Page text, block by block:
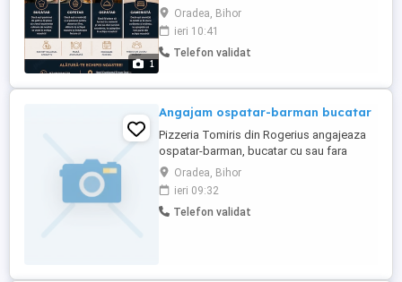
1
pentru următoarele posturi: Laborator
Cofetar Patiser, 1 post cameriste 4 bucătar
1 ospătar 3 Dacă îți dorești un loc de
muncă stabil, un mediu profesionist și
echipa noastră. Pentru ...
Oradea, Bihor
ieri 10:41
Telefon validat
Angajam ospatar-barman bucatar
Pizzeria Tomiris din Rogerius angajeaza
ospatar-barman, bucatar cu sau fara
experienta. Program de lucru saptamana
scurta cu saptamana lunga. Informatii la -
Oradea, Bihor
ieri 09:32
Telefon validat